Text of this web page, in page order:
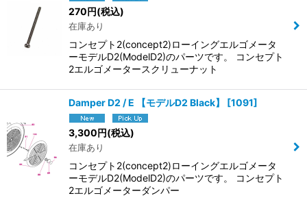
270円(税込)
在庫あり
コンセプト2(concept2)ローイングエルゴメータ
ーモデルD2(ModelD2)のパーツです。 コンセプト
2エルゴメータースクリューナット
Damper D2 / E 【モデルD2 Black】 [1091]
3,300円(税込)
在庫あり
コンセプト2(concept2)ローイングエルゴメータ
ーモデルD2(ModelD2)のパーツです。 コンセプト
2エルゴメーターダンパー